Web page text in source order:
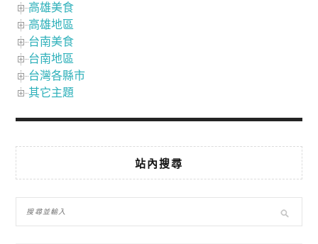
高雄美食
高雄地區
台南美食
台南地區
台灣各縣市
其它主題
站內搜尋